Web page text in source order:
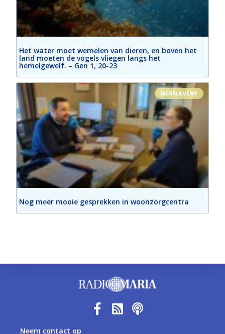
Het water moet wemelen van dieren, en boven het
land moeten de vogels vliegen langs het
hemelgewelf. – Gen 1, 20-23
MENSLIEVEND
Nog meer mooie gesprekken in woonzorgcentra
Neem contact op